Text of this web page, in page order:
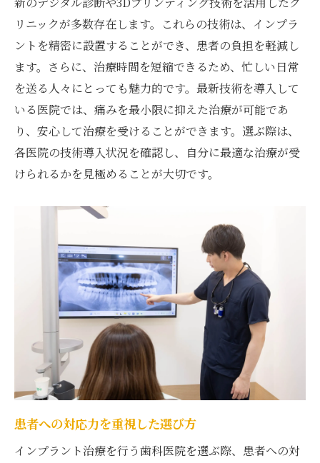
リニックが多数存在します。これらの技術は、インプラ
ントを精密に設置することができ、患者の負担を軽減し
ます。さらに、治療時間を短縮できるため、忙しい日常
を送る人々にとっても魅力的です。最新技術を導入して
いる医院では、痛みを最小限に抑えた治療が可能であ
り、安心して治療を受けることができます。選ぶ際は、
各医院の技術導入状況を確認し、自分に最適な治療が受
けられるかを見極めることが大切です。
患者への対応力を重視した選び方
インプラント治療を行う歯科医院を選ぶ際、患者への対